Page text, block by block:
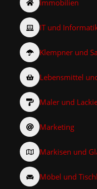
Immobilien
IT und
Klempner und
Lebensmittel
Maler und
Marketing
Markisen und
Möbel und